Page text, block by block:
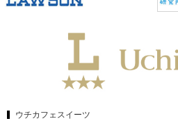
ウチカフェスイーツ